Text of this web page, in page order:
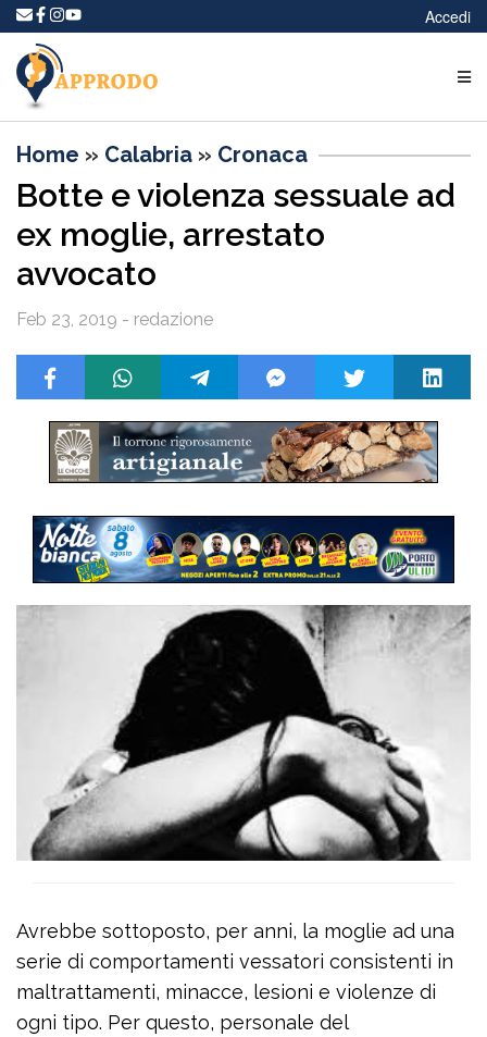
Accedi
Home » Calabria » Cronaca
Botte e violenza sessuale ad
ex moglie, arrestato
avvocato
Feb 23, 2019 - redazione
Avrebbe sottoposto, per anni, la moglie ad una
serie di comportamenti vessatori consistenti in
maltrattamenti, minacce, lesioni e violenze di
ogni tipo. Per questo, personale del